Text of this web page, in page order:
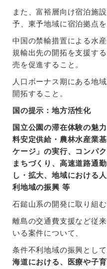
また、富裕層向け宿泊施
予、東予地域に宿泊拠点を
中国の禁輸措置による水
規輸出先の開拓を支援す
売を促進すること。
人口ボーナス期にある地
開拓すること。
国の提示：地方活性化
国立公園の滞在体験の魅
料安定供給・農林水産業
ケージ」の実行、コンパ
まちづくり、高速道路通
し・拡大、地域における
利地域の振興 等
石鎚山系の開発に取り組む
離島の交通費支援など従
いる案件について、
条件不利地域の振興とし
海道における、医療や子